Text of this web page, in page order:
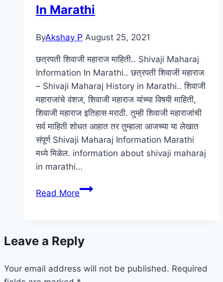
In Marathi
ByAkshay P August 25, 2021
छत्रपती शिवाजी महाराज माहिती.. Shivaji Maharaj
Information In Marathi.. छत्रपती शिवाजी महाराज
– Shivaji Maharaj History in Marathi.. शिवाजी
महाराजांचे वंशज, शिवाजी महाराज यांच्या विषयी माहिती,
शिवाजी महाराज इतिहास मराठी. तुम्ही शिवाजी महाराजांची
सर्व माहिती शोधत आहात तर तुम्हाला आजच्या या लेखात
संपूर्ण Shivaji Maharaj Information Marathi
मध्ये मिळेल. information about shivaji maharaj
in marathi…
Read Moreशिवाजी
माहिती
Shivaji
Leave a Reply
Your email address will not be published. Required